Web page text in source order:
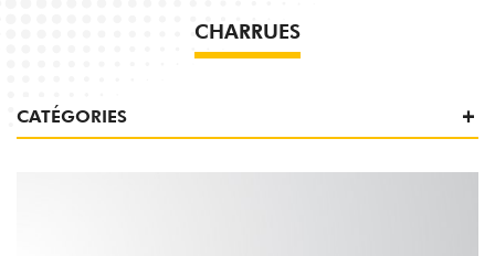
CHARRUES
CATÉGORIES